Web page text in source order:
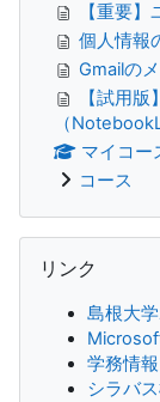
【重要
個人情報
Gmailの
【試用
（
マイコー
コース
リンク
島根大
学務情
シラバ